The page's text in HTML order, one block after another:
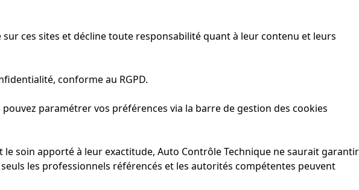
ces sites et décline toute responsabilité quant à leur contenu et leurs
, conforme au RGPD.
paramétrer vos préférences via la barre de gestion des cookies
soin apporté à leur exactitude, Auto Contrôle Technique ne saurait garantir
les professionnels référencés et les autorités compétentes peuvent